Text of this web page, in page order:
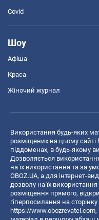
Covid
Шоу
Афіша
Краса
Жіночий журнал
Використання будь-яких
розміщених на цьому сайті
піддоменах, в будь-якому
Дозволяється
на їх використання та за
OBOZ.UA, а для інтернет-
дозволу на їх
розміщення прямого,
гіперпосилання на
https://www.obozrevatel.com,